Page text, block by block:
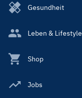
Gesundheit
Leben & Lifestyle
Shop
Jobs